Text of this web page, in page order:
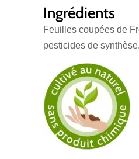
Ingrédients
Feuilles coupées de
pesticides de synthèse.